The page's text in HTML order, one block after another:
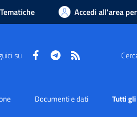
Accedi all'area
su FacebookTelegram
Documenti e dati Tutti